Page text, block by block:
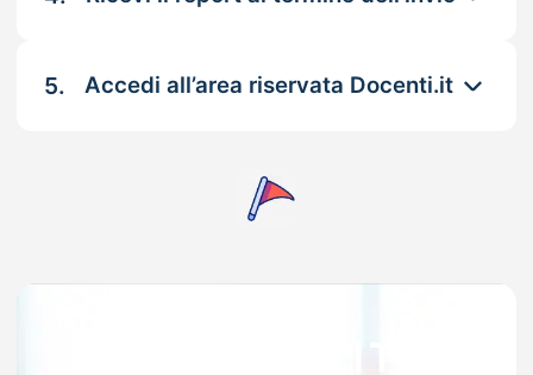
5. Accedi all’area riservata Docenti.it